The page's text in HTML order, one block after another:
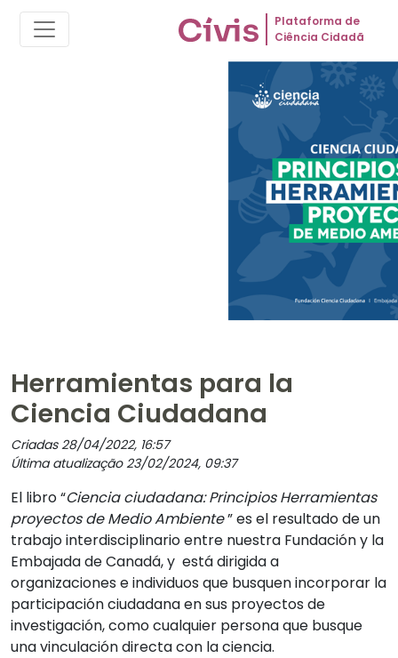
Plataforma de
Ciência Cidadã
Herramientas para la
Ciencia Ciudadana
Criadas 28/04/2022, 16:57
Última atualização 23/02/2024, 09:37
El libro “Ciencia ciudadana: Principios Herramientas
proyectos de Medio Ambiente” es el resultado de un
trabajo interdisciplinario entre nuestra Fundación y la
Embajada de Canadá, y está dirigida a
organizaciones e individuos que busquen incorporar la
participación ciudadana en sus proyectos de
investigación, como cualquier persona que busque
una vinculación directa con la ciencia.